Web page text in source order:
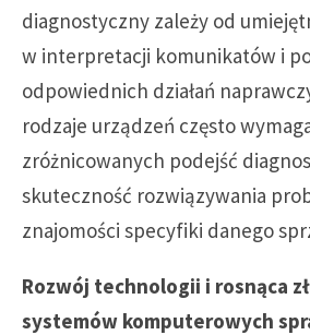
diagnostyczny zależy od
w interpretacji komunikatów i
odpowiednich działań
rodzaje urządzeń często
zróżnicowanych podejść
skuteczność rozwiązywania
znajomości specyfiki danego
Rozwój technologii i rosnąca
systemów komputerowych